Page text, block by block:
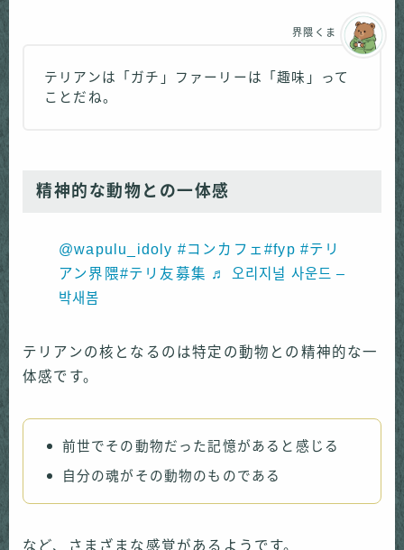
テリアンは「ガチ」ファーリーは「趣味」って
ことだね。
界隈くま
精神的な動物との一体感
@wapulu_idoly #コンカフェ#fyp #テリ
アン界隈#テリ友募集 ♬ 오리지널 사운드 –
박새봄
テリアンの核となるのは特定の動物との精神的な一
体感です。
前世でその動物だった記憶があると感じる
自分の魂がその動物のものである
など、さまざまな感覚があるようです。